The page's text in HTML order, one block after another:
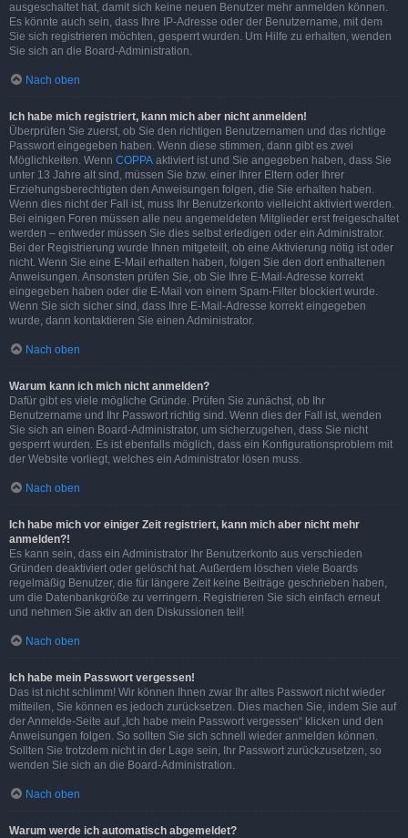
ausgeschaltet hat, damit sich keine neuen Benutzer mehr anmelden können.
Es könnte auch sein, dass Ihre IP-Adresse oder der Benutzername, mit dem
Sie sich registrieren möchten, gesperrt wurden. Um Hilfe zu erhalten, wenden
Sie sich an die Board-Administration.
Nach oben
Ich habe mich registriert, kann mich aber nicht anmelden!
Überprüfen Sie zuerst, ob Sie den richtigen Benutzernamen und das richtige
Passwort eingegeben haben. Wenn diese stimmen, dann gibt es zwei
Möglichkeiten. Wenn COPPA aktiviert ist und Sie angegeben haben, dass Sie
unter 13 Jahre alt sind, müssen Sie bzw. einer Ihrer Eltern oder Ihrer
Erziehungsberechtigten den Anweisungen folgen, die Sie erhalten haben.
Wenn dies nicht der Fall ist, muss Ihr Benutzerkonto vielleicht aktiviert werden.
Bei einigen Foren müssen alle neu angemeldeten Mitglieder erst freigeschaltet
werden – entweder müssen Sie dies selbst erledigen oder ein Administrator.
Bei der Registrierung wurde Ihnen mitgeteilt, ob eine Aktivierung nötig ist oder
nicht. Wenn Sie eine E-Mail erhalten haben, folgen Sie den dort enthaltenen
Anweisungen. Ansonsten prüfen Sie, ob Sie Ihre E-Mail-Adresse korrekt
eingegeben haben oder die E-Mail von einem Spam-Filter blockiert wurde.
Wenn Sie sich sicher sind, dass Ihre E-Mail-Adresse korrekt eingegeben
wurde, dann kontaktieren Sie einen Administrator.
Nach oben
Warum kann ich mich nicht anmelden?
Dafür gibt es viele mögliche Gründe. Prüfen Sie zunächst, ob Ihr
Benutzername und Ihr Passwort richtig sind. Wenn dies der Fall ist, wenden
Sie sich an einen Board-Administrator, um sicherzugehen, dass Sie nicht
gesperrt wurden. Es ist ebenfalls möglich, dass ein Konfigurationsproblem mit
der Website vorliegt, welches ein Administrator lösen muss.
Nach oben
Ich habe mich vor einiger Zeit registriert, kann mich aber nicht mehr
anmelden?!
Es kann sein, dass ein Administrator Ihr Benutzerkonto aus verschieden
Gründen deaktiviert oder gelöscht hat. Außerdem löschen viele Boards
regelmäßig Benutzer, die für längere Zeit keine Beiträge geschrieben haben,
um die Datenbankgröße zu verringern. Registrieren Sie sich einfach erneut
und nehmen Sie aktiv an den Diskussionen teil!
Nach oben
Ich habe mein Passwort vergessen!
Das ist nicht schlimm! Wir können Ihnen zwar Ihr altes Passwort nicht wieder
mitteilen, Sie können es jedoch zurücksetzen. Dies machen Sie, indem Sie auf
der Anmelde-Seite auf „Ich habe mein Passwort vergessen“ klicken und den
Anweisungen folgen. So sollten Sie sich schnell wieder anmelden können.
Sollten Sie trotzdem nicht in der Lage sein, Ihr Passwort zurückzusetzen, so
wenden Sie sich an die Board-Administration.
Nach oben
Warum werde ich automatisch abgemeldet?